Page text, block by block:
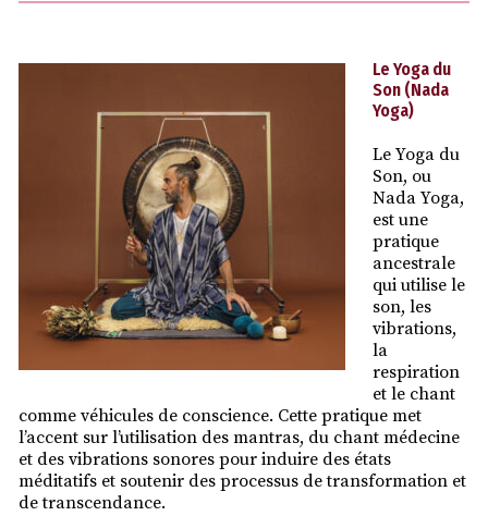
Le Yoga du
Son (Nada
Yoga)
Le Yoga du
Son, ou
Nada Yoga,
est une
pratique
ancestrale
qui utilise le
son, les
vibrations,
la
respiration
et le chant
comme véhicules de conscience. Cette pratique met
l’accent sur l’utilisation des mantras, du chant médecine
et des vibrations sonores pour induire des états
méditatifs et soutenir des processus de transformation et
de transcendance.